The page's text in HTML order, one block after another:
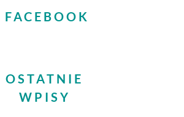
FACEBOOK
OSTATNIE
WPISY